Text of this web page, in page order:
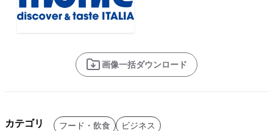
画像一括ダウンロード
カテゴリ フード・飲食 ビジネス